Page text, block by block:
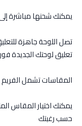
يمكنك شحنها مباشرة
تصل اللوحة جاهزة
تعليق لوحتك الجديدة
المقاسات تشمل الفريم
يمكنك اختيار المقاس
حسب رغبتك